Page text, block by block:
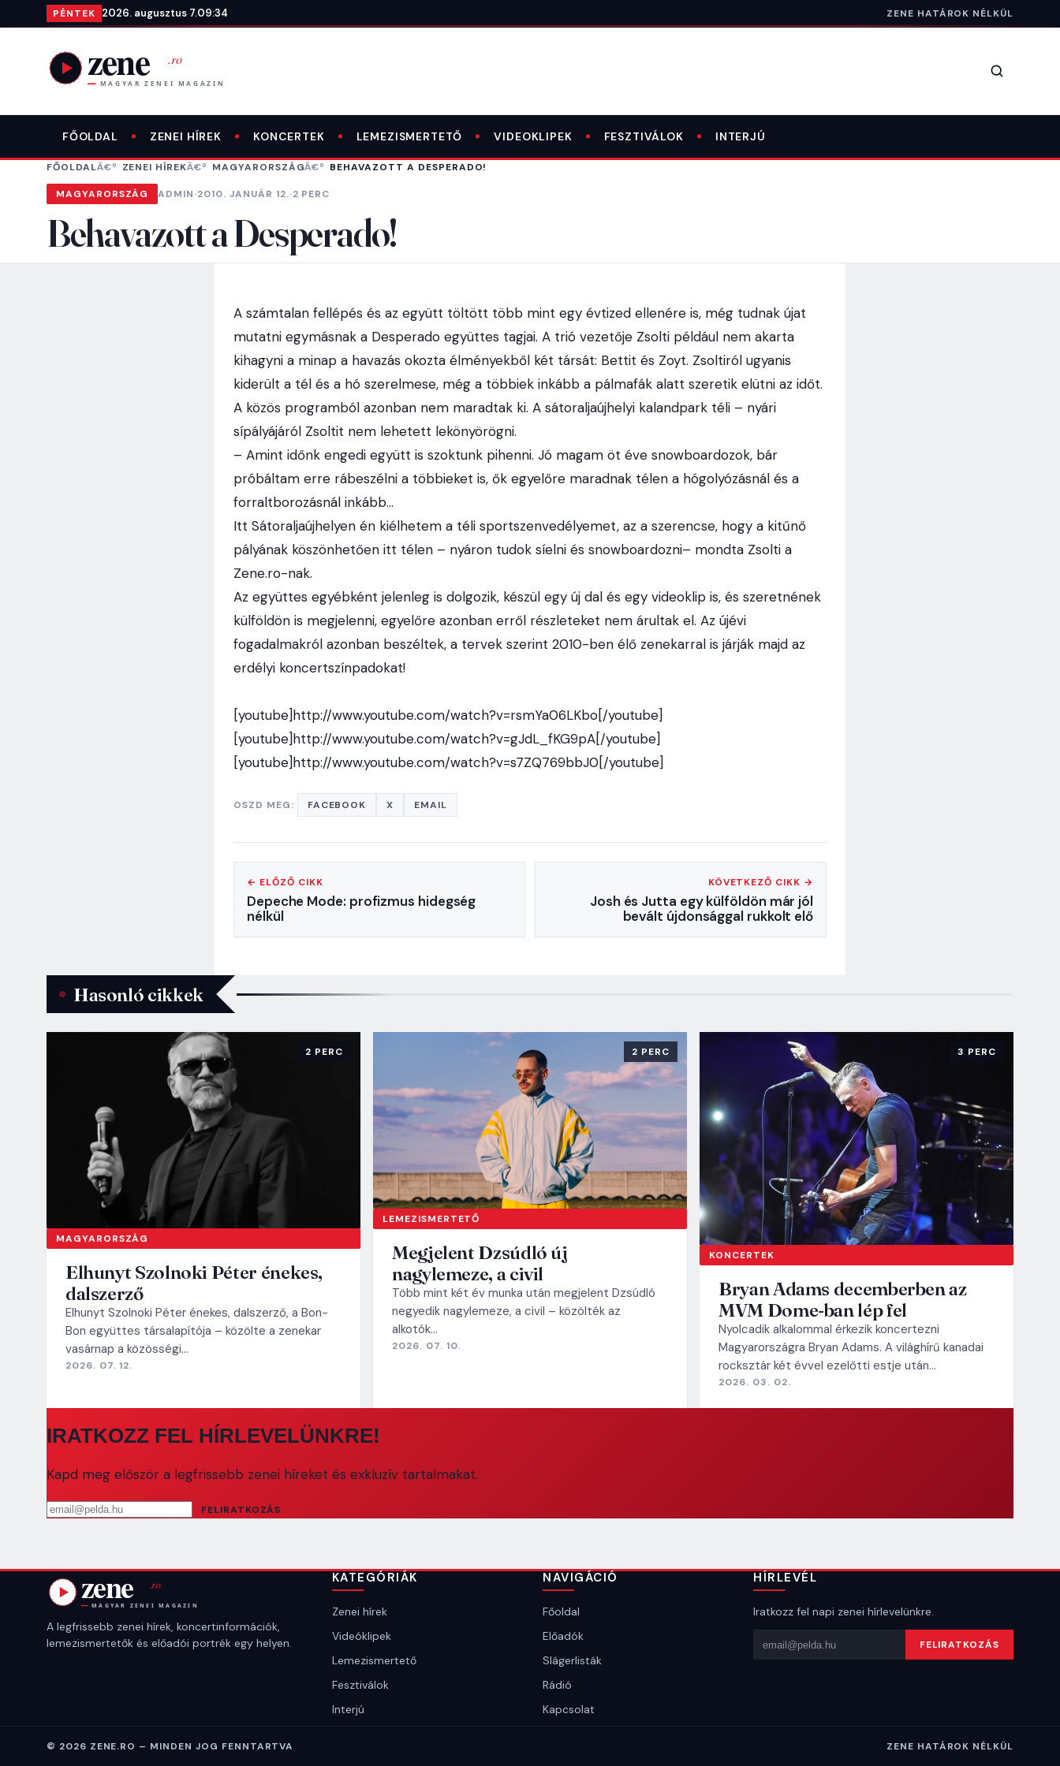
Ugrás a tartalomra
PÉNTEK 2026. augusztus 7.09:34 ZENE HATÁROK NÉLKÜL
Keresés
FŐOLDAL ZENEI HÍREK KONCERTEK LEMEZISMERTETŐ VIDEOKLIPEK FESZTIVÁLOK INTERJÚ
FŐOLDAL ZENEI HÍREK MAGYARORSZÁG BEHAVAZOTT A DESPERADO!
MAGYARORSZÁG ADMIN·2010. JANUÁR 12.·2 PERC
Behavazott a Desperado!
A számtalan fellépés és az együtt töltött több mint egy évtized ellenére is, még tudnak újat
mutatni egymásnak a Desperado együttes tagjai. A trió vezetője Zsolti például nem akarta
kihagyni a minap a havazás okozta élményekből két társát: Bettit és Zoyt. Zsoltiról ugyanis
kiderült a tél és a hó szerelmese, még a többiek inkább a pálmafák alatt szeretik elütni az időt.
A közös programból azonban nem maradtak ki. A sátoraljaújhelyi kalandpark téli – nyári
sípályájáról Zsoltit nem lehetett lekönyörögni.
– Amint időnk engedi együtt is szoktunk pihenni. Jó magam öt éve snowboardozok, bár
próbáltam erre rábeszélni a többieket is, ők egyelőre maradnak télen a hógolyózásnál és a
forraltborozásnál inkább…
Itt Sátoraljaújhelyen én kiélhetem a téli sportszenvedélyemet, az a szerencse, hogy a kitűnő
pályának köszönhetően itt télen – nyáron tudok síelni és snowboardozni– mondta Zsolti a
Zene.ro-nak.
Az együttes egyébként jelenleg is dolgozik, készül egy új dal és egy videoklip is, és szeretnének
külföldön is megjelenni, egyelőre azonban erről részleteket nem árultak el. Az újévi
fogadalmakról azonban beszéltek, a tervek szerint 2010-ben élő zenekarral is járják majd az
erdélyi koncertszínpadokat!
[youtube]http://www.youtube.com/watch?v=rsmYa06LKbo[/youtube]
[youtube]http://www.youtube.com/watch?v=gJdL_fKG9pA[/youtube]
[youtube]http://www.youtube.com/watch?v=s7ZQ769bbJ0[/youtube]
OSZD MEG: FACEBOOK X EMAIL
← ELŐZŐ CIKK
Depeche Mode: profizmus hidegség
nélkül
KÖVETKEZŐ CIKK →
Josh és Jutta egy külföldön már jól
bevált újdonsággal rukkolt elő
Hasonló cikkek
MAGYARORSZÁG
2 PERC
Elhunyt Szolnoki Péter énekes,
dalszerző
Elhunyt Szolnoki Péter énekes, dalszerző, a Bon-
Bon együttes társalapítója – közölte a zenekar
vasárnap a közösségi…
2026. 07. 12.
LEMEZISMERTETŐ
2 PERC
Megjelent Dzsúdló új
nagylemeze, a civil
Több mint két év munka után megjelent Dzsúdló
negyedik nagylemeze, a civil – közölték az
alkotók…
2026. 07. 10.
KONCERTEK
3 PERC
Bryan Adams decemberben az
MVM Dome-ban lép fel
Nyolcadik alkalommal érkezik koncertezni
Magyarországra Bryan Adams. A világhírű kanadai
rocksztár két évvel ezelőtti estje után…
2026. 03. 02.
IRATKOZZ FEL HÍRLEVELÜNKRE!
Kapd meg először a legfrissebb zenei híreket és exkluzív tartalmakat.
Email cím
FELIRATKOZÁS
A legfrissebb zenei hírek, koncertinformációk,
lemezismertetők és előadói portrék egy helyen.
KATEGÓRIÁK
Zenei hírek
Videóklipek
Lemezismertető
Fesztiválok
Interjú
NAVIGÁCIÓ
Főoldal
Előadók
Slágerlisták
Rádió
Kapcsolat
HÍRLEVÉL
Iratkozz fel napi zenei hírlevelünkre.
Email cím FELIRATKOZÁS
© 2026 ZENE.RO – MINDEN JOG FENNTARTVA ZENE HATÁROK NÉLKÜL